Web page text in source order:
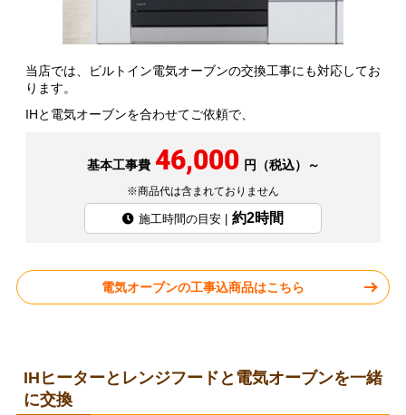
当店では、ビルトイン電気オーブンの交換工事にも対応してお
ります。
IHと電気オーブンを合わせてご依頼で、
基本工事費 46,000 円（税込）～
※商品代は含まれておりません
施工時間の目安 | 約2時間
電気オーブンの工事込商品はこちら
IHヒーターとレンジフードと電気オーブンを一緒
に交換